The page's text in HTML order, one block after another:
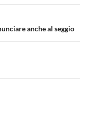
anche al seggio